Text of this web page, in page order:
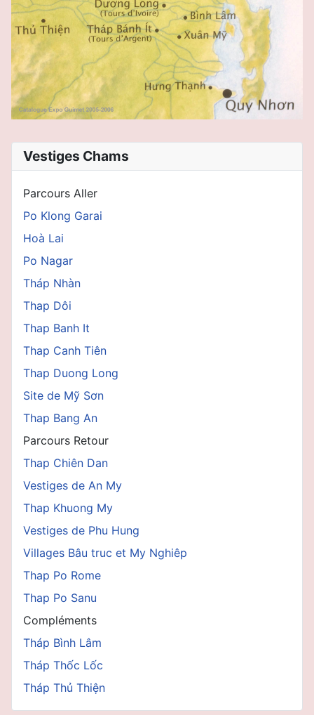
Vestiges Chams
Parcours Aller
Po Klong Garai
Hoà Lai
Po Nagar
Tháp Nhàn
Thap Dôi
Thap Banh It
Thap Canh Tiên
Thap Duong Long
Site de Mỹ Sơn
Thap Bang An
Parcours Retour
Thap Chiên Dan
Vestiges de An My
Thap Khuong My
Vestiges de Phu Hung
Villages Bâu truc et My Nghiêp
Thap Po Rome
Thap Po Sanu
Compléments
Tháp Bình Lâm
Tháp Thốc Lốc
Tháp Thủ Thiện